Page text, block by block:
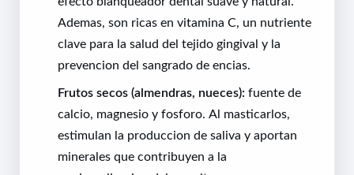
Ademas, son ricas en vitamina C, un nutriente
clave para la salud del tejido gingival y la
prevencion del sangrado de encias.
Frutos secos (almendras, nueces): fuente de
calcio, magnesio y fosforo. Al masticarlos,
estimulan la produccion de saliva y aportan
minerales que contribuyen a la